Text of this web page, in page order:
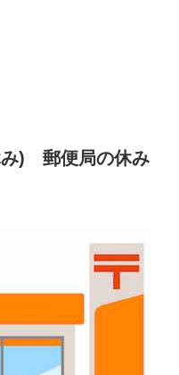
み) 郵便局の休み